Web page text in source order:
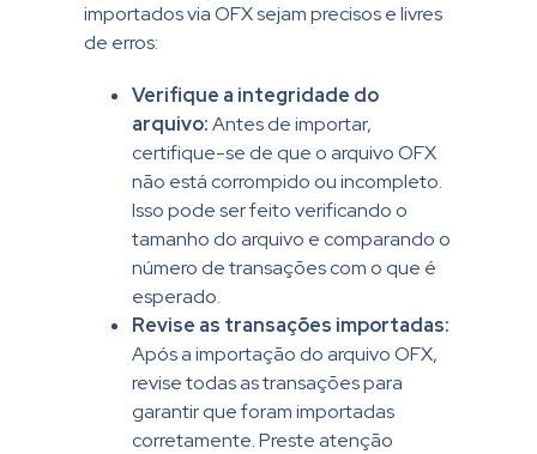
importados via OFX sejam precisos e livres
de erros:
Verifique a integridade do
arquivo:Antes de importar,
certifique-se de que o arquivo OFX
não está corrompido ou incompleto.
Isso pode ser feito verificando o
tamanho do arquivo e comparando o
número de transações com o que é
esperado.
Revise as transações importadas:
Após a importação do arquivo OFX,
revise todas as transações para
garantir que foram importadas
corretamente. Preste atenção